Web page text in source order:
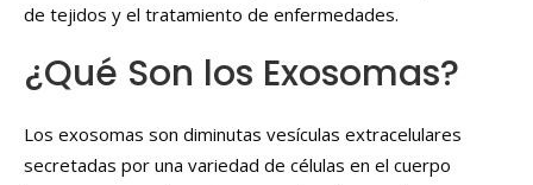
de tejidos y el tratamiento de enfermedades.
¿Qué Son los Exosomas?
Los exosomas son diminutas vesículas extracelulares
secretadas por una variedad de células en el cuerpo